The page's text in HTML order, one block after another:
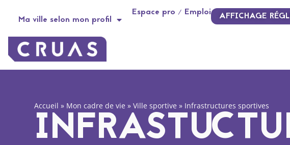
Ma ville selon mon profil
Espace pro / Emploi AFFICHAGE
Accueil » Mon cadre de vie »Ville sportive » Infrastructures sportives